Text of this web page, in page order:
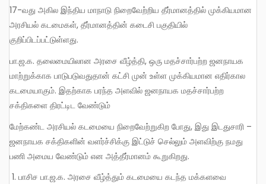
17-வது அகில இந்திய மாநாடு நிறைவேற்றிய தீர்மானத்தில் முக்கியமான
அரசியல் கடமைகள், தீர்மானத்தின் கடைசி பகுதியில்
குறிப்பிடப்பட்டுள்ளது.
பா.ஜ.க. தலைமையிலான அரசை வீழ்த்தி, ஒரு மதச்சார்பற்ற ஜனநாயக
மாற்றுக்காக பாடுபடுவதுதான் கட்சி முன் உள்ள முக்கியமான எதிர்கால
கடமையாகும். இதற்காக பரந்த அளவில் ஜனநாயக மதச்சார்பற்ற
சக்திகளை திரட்டிட வேண்டும்
மேற்கண்ட அரசியல் கடமையை நிறைவேற்றுகிற போது, இது இடதுசாரி –
ஜனநாயக சக்திகளின் வளர்ச்சிக்கு இட்டுச் செல்லும் அளவிற்கு நமது
பணி அமைய வேண்டும் என அத்தீர்மானம் கூறுகிறது.
பாசிச பா.ஜ.க. அரசை வீழ்த்தும் கடமையை கடந்த மக்களவை